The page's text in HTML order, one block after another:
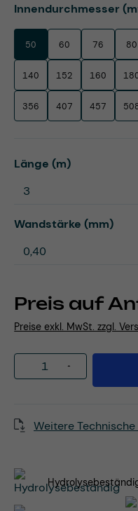
Preis auf
Preise exkl. MwSt. zzgl.
Innendurchmesser
50 60 76 80
140 152 160
356 407 457
Länge (m)auswählen
Wandstärke (mm)
Produkt
Weitere